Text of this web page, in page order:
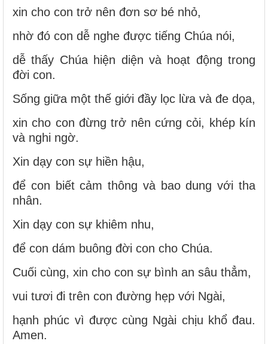
xin cho con trở nên đơn sơ bé nhỏ,
nhờ đó con dễ nghe được tiếng Chúa nói,
dễ thấy Chúa hiện diện và hoạt động trong
đời con.
Sống giữa một thế giới đầy lọc lừa và đe dọa,
xin cho con đừng trở nên cứng cỏi, khép kín
và nghi ngờ.
Xin dạy con sự hiền hậu,
để con biết cảm thông và bao dung với tha
nhân.
Xin dạy con sự khiêm nhu,
để con dám buông đời con cho Chúa.
Cuối cùng, xin cho con sự bình an sâu thẳm,
vui tươi đi trên con đường hẹp với Ngài,
hạnh phúc vì được cùng Ngài chịu khổ đau.
Amen.